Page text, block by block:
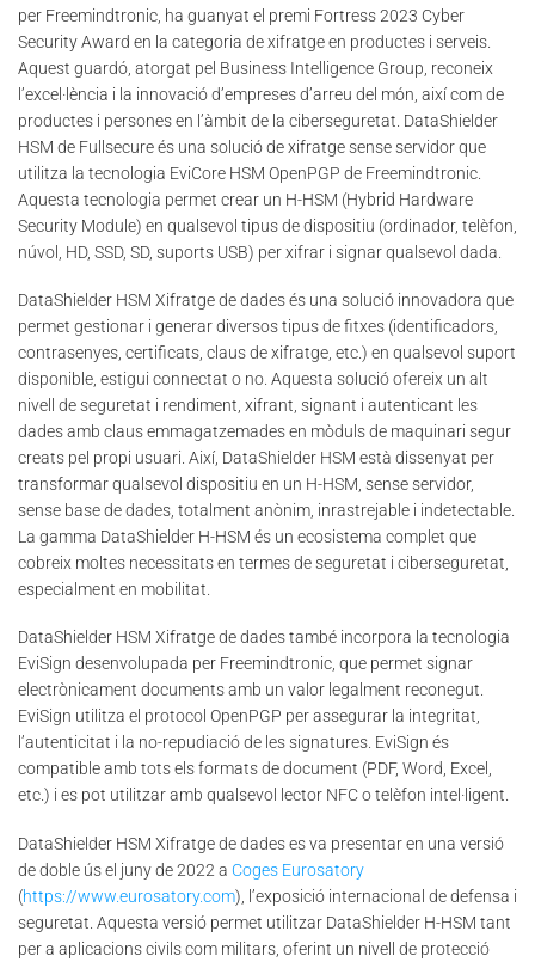
per Freemindtronic, ha guanyat el premi Fortress 2023 Cyber
Security Award en la categoria de xifratge en productes i serveis.
Aquest guardó, atorgat pel Business Intelligence Group, reconeix
l’excel·lència i la innovació d’empreses d’arreu del món, així com de
productes i persones en l’àmbit de la ciberseguretat. DataShielder
HSM de Fullsecure és una solució de xifratge sense servidor que
utilitza la tecnologia EviCore HSM OpenPGP de Freemindtronic.
Aquesta tecnologia permet crear un H-HSM (Hybrid Hardware
Security Module) en qualsevol tipus de dispositiu (ordinador, telèfon,
núvol, HD, SSD, SD, suports USB) per xifrar i signar qualsevol dada.
DataShielder HSM Xifratge de dades és una solució innovadora que
permet gestionar i generar diversos tipus de fitxes (identificadors,
contrasenyes, certificats, claus de xifratge, etc.) en qualsevol suport
disponible, estigui connectat o no. Aquesta solució ofereix un alt
nivell de seguretat i rendiment, xifrant, signant i autenticant les
dades amb claus emmagatzemades en mòduls de maquinari segur
creats pel propi usuari. Així, DataShielder HSM està dissenyat per
transformar qualsevol dispositiu en un H-HSM, sense servidor,
sense base de dades, totalment anònim, inrastrejable i indetectable.
La gamma DataShielder H-HSM és un ecosistema complet que
cobreix moltes necessitats en termes de seguretat i ciberseguretat,
especialment en mobilitat.
DataShielder HSM Xifratge de dades també incorpora la tecnologia
EviSign desenvolupada per Freemindtronic, que permet signar
electrònicament documents amb un valor legalment reconegut.
EviSign utilitza el protocol OpenPGP per assegurar la integritat,
l’autenticitat i la no-repudiació de les signatures. EviSign és
compatible amb tots els formats de document (PDF, Word, Excel,
etc.) i es pot utilitzar amb qualsevol lector NFC o telèfon intel·ligent.
DataShielder HSM Xifratge de dades es va presentar en una versió
de doble ús el juny de 2022 a Coges Eurosatory
(https://www.eurosatory.com), l’exposició internacional de defensa i
seguretat. Aquesta versió permet utilitzar DataShielder H-HSM tant
per a aplicacions civils com militars, oferint un nivell de protecció